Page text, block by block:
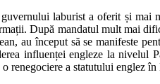
laburist a oferit și mai
După mandatul mult mai
au început să se manifeste
influenței engleze la
renegociere a statutului englez în